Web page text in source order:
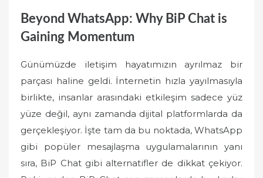
Beyond WhatsApp: Why BiP Chat is
Gaining Momentum
Günümüzde iletişim hayatımızın ayrılmaz bir
parçası haline geldi. İnternetin hızla yayılmasıyla
birlikte, insanlar arasındaki etkileşim sadece yüz
yüze değil, aynı zamanda dijital platformlarda da
gerçekleşiyor. İşte tam da bu noktada, WhatsApp
gibi popüler mesajlaşma uygulamalarının yanı
sıra, BiP Chat gibi alternatifler de dikkat çekiyor.